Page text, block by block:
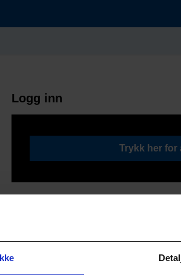
Logg inn
Trykk her for
Søk / Viktige lenker